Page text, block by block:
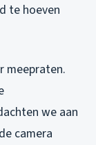
te hoeven
meepraten.
we aan
camera